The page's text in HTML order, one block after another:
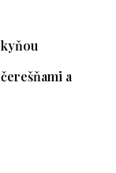
a